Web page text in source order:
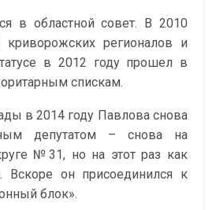
в областной совет. В 2010
криворожских регионалов и
в 2012 году прошел в
спискам.
в 2014 году Павлова снова
депутатом – снова на
№31, но на этот раз как
Вскоре он присоединился к
блок».